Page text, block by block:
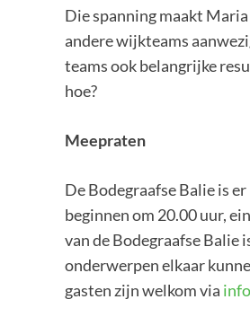
Die spanning maakt
andere wijkteams
teams ook belangrijke
hoe?
Meepraten
De Bodegraafse Balie is
beginnen om 20.00 uur,
van de Bodegraafse Balie
onderwerpen elkaar
gasten zijn welkom via